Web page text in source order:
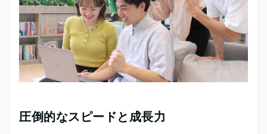
圧倒的なスピードと成長力